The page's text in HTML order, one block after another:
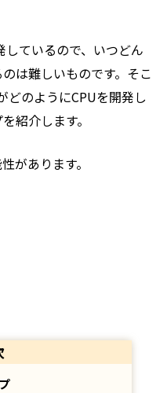
ているので、いつどん
は難しいものです。そこ
どのようにCPUを開発し
紹介します。
があります。